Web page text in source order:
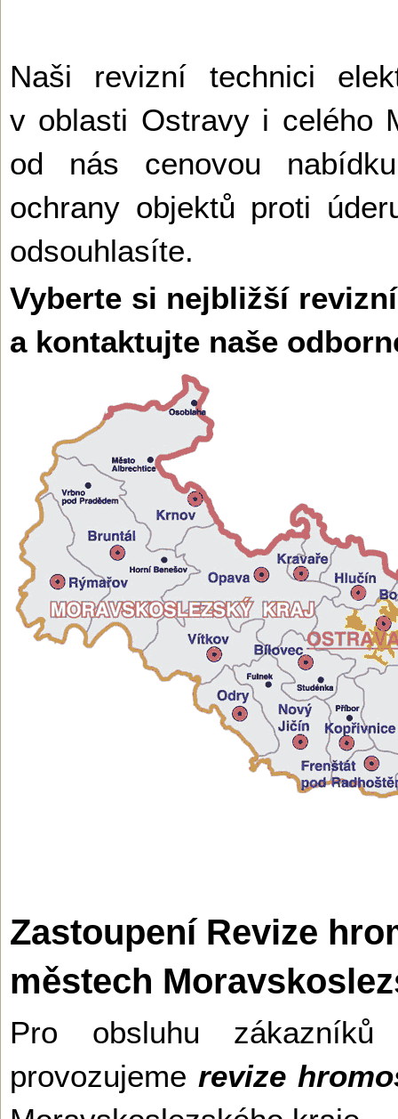
Naši revizní technici
v oblasti Ostravy i celého
od nás cenovou
ochrany objektů proti
odsouhlasíte.
Vyberte si nejbližší
a kontaktujte naše
Zastoupení Revize
městech
Pro obsluhu
provozujeme revize